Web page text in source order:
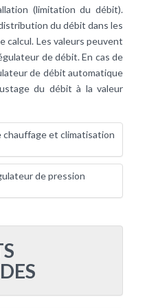
(limitation du débit).
du débit dans les
calcul. Les valeurs peuvent
de débit. En cas de
de débit automatique
du débit à la valeur
chauffage et climatisation
de pression